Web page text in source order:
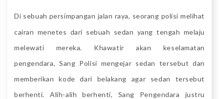
Di sebuah persimpangan jalan raya, seorang polisi melihat
cairan menetes dari sebuah sedan yang tengah melaju
melewati mereka. Khawatir akan keselamatan
pengendara, Sang Polisi mengejar sedan tersebut dan
memberikan kode dari belakang agar sedan tersebut
berhenti. Alih-alih berhenti, Sang Pengendara justru